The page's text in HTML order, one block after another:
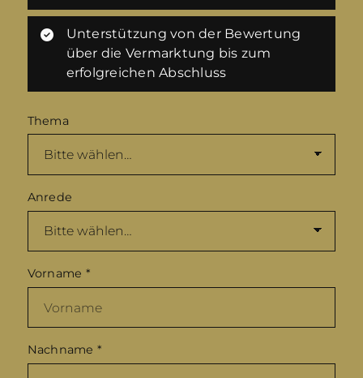
Unterstützung von der Bewertung
über die Vermarktung bis zum
erfolgreichen Abschluss
Thema
Anrede
Vorname *
Nachname *